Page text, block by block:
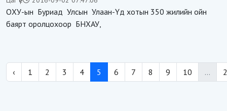
ОХУ-ын Буриад Улсын Улаан-Үд хотын 350 жилийн ойн
баярт оролцохоор БНХАУ,
‹ 1 2 3 4 5 6 7 8 9 10 ...